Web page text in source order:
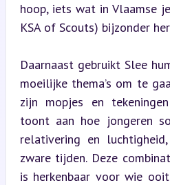
hoop, iets wat in Vlaamse
KSA of Scouts) bijzonder
Daarnaast gebruikt Slee
moeilijke thema’s om te
zijn mopjes en
toont aan hoe jongeren
relativering en
zware tijden. Deze
is herkenbaar voor wie